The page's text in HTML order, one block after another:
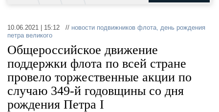
10.06.2021 | 15:12 // новости подвижников флота, день рождения
петра великого
Общероссийское движение
поддержки флота по всей стране
провело торжественные акции по
случаю 349-й годовщины со дня
рождения Петра I